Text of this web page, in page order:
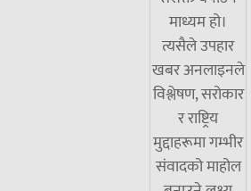
माध्यम हो।
त्यसैले उपहार
खबर अनलाइनले
विश्लेषण, सरोकार
र राष्ट्रिय
मुद्दाहरूमा गम्भीर
संवादको माहोल